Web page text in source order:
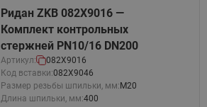
Ридан ZKB 082X9016 —
Комплект контрольных
стержней PN10/16 DN200
Артикул:
082X9016
Код вставки:082X9046
Размер резьбы шпильки, мм:М20
Длина шпильки, мм:400